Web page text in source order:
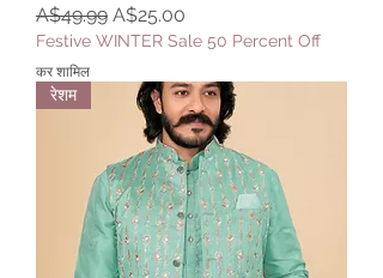
नियमित मूल्य
A$49.99 बिक्री मूल्य
A$25.00
Festive WINTER Sale 50 Percent Off
कर शामिल
रेशम